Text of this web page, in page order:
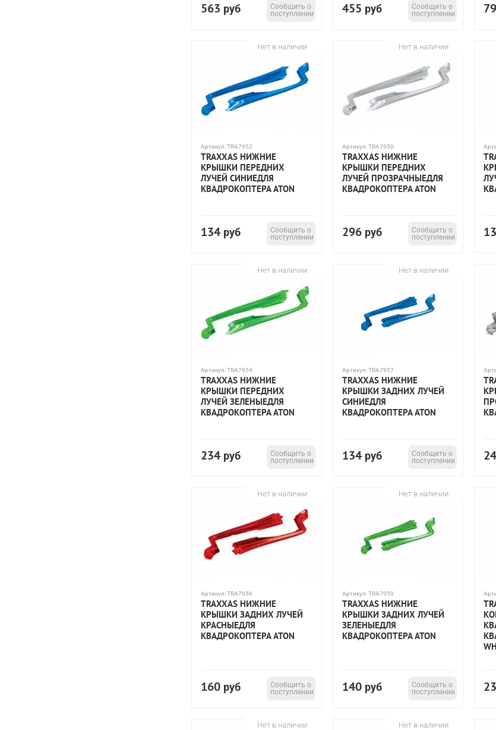
563 руб
Сообщить о
поступлении
455 руб
Сообщить о
поступлении
Нет в наличии
Артикул:TRA7952
TRAXXAS НИЖНИЕ
КРЫШКИ ПЕРЕДНИХ
ЛУЧЕЙ СИНИЕДЛЯ
КВАДРОКОПТЕРА ATON
134 руб
Сообщить о
поступлении
Нет в наличии
Артикул:TRA7950
TRAXXAS НИЖНИЕ
КРЫШКИ ПЕРЕДНИХ
ЛУЧЕЙ ПРОЗРАЧНЫЕДЛЯ
КВАДРОКОПТЕРА ATON
296 руб
Сообщить о
поступлении
Нет в наличии
Артикул:TRA7954
TRAXXAS НИЖНИЕ
КРЫШКИ ПЕРЕДНИХ
ЛУЧЕЙ ЗЕЛЕНЫЕДЛЯ
КВАДРОКОПТЕРА ATON
234 руб
Сообщить о
поступлении
Нет в наличии
Артикул:TRA7957
TRAXXAS НИЖНИЕ
КРЫШКИ ЗАДНИХ ЛУЧЕЙ
СИНИЕДЛЯ
КВАДРОКОПТЕРА ATON
134 руб
Сообщить о
поступлении
Нет в наличии
Артикул:TRA7956
TRAXXAS НИЖНИЕ
КРЫШКИ ЗАДНИХ ЛУЧЕЙ
КРАСНЫЕДЛЯ
КВАДРОКОПТЕРА ATON
160 руб
Сообщить о
поступлении
Нет в наличии
Артикул:TRA7959
TRAXXAS НИЖНИЕ
КРЫШКИ ЗАДНИХ ЛУЧЕЙ
ЗЕЛЕНЫЕДЛЯ
КВАДРОКОПТЕРА ATON
140 руб
Сообщить о
поступлении
Нет в наличии Нет в наличии